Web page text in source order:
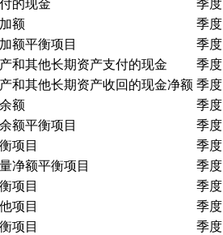
的现金
季度
额
季度
额平衡项目
季度
和其他长期资产支付的现金
季度
和其他长期资产收回的现金净额 季度
额
季度
额平衡项目
季度
项目
季度
净额平衡项目
季度
项目
季度
项目
季度
项目
季度